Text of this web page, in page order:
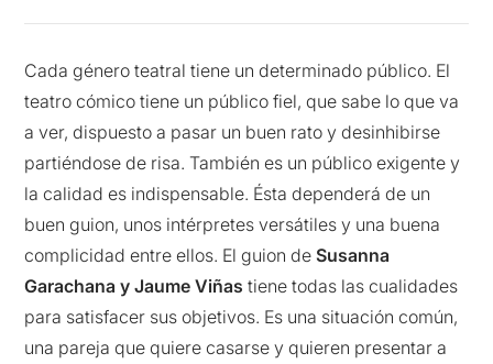
Cada género teatral tiene un determinado público. El
teatro cómico tiene un público fiel, que sabe lo que va
a ver, dispuesto a pasar un buen rato y desinhibirse
partiéndose de risa. También es un público exigente y
la calidad es indispensable. Ésta dependerá de un
buen guion, unos intérpretes versátiles y una buena
complicidad entre ellos. El guion deSusanna
Garachana y Jaume Viñas tiene todas las cualidades
para satisfacer sus objetivos. Es una situación común,
una pareja que quiere casarse y quieren presentar a